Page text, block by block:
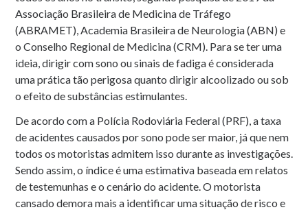
Associação Brasileira de Medicina de Tráfego
(ABRAMET), Academia Brasileira de Neurologia (ABN) e
o Conselho Regional de Medicina (CRM). Para se ter uma
ideia, dirigir com sono ou sinais de fadiga é considerada
uma prática tão perigosa quanto dirigir alcoolizado ou sob
o efeito de substâncias estimulantes.
De acordo com a Polícia Rodoviária Federal (PRF), a taxa
de acidentes causados por sono pode ser maior, já que nem
todos os motoristas admitem isso durante as investigações.
Sendo assim, o índice é uma estimativa baseada em relatos
de testemunhas e o cenário do acidente. O motorista
cansado demora mais a identificar uma situação de risco e